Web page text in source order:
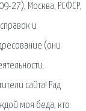
27), Москва, РСФСР,
и
(они
сайта! Рад
моя беда, кто